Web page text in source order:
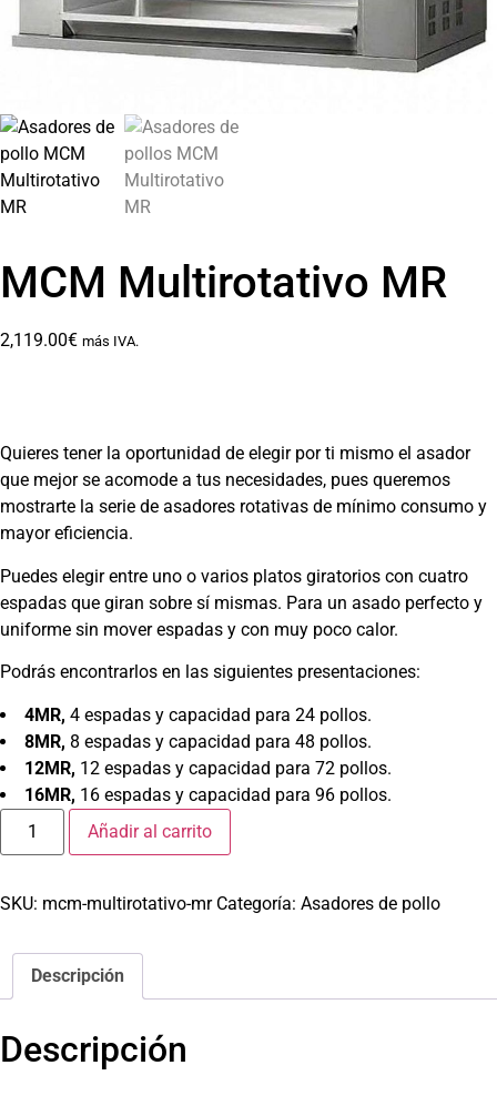
MCM Multirotativo MR
2,119.00€ más IVA.
Quieres tener la oportunidad de elegir por ti mismo el asador
que mejor se acomode a tus necesidades, pues queremos
mostrarte la serie de asadores rotativas de mínimo consumo y
mayor eficiencia.
Puedes elegir entre uno o varios platos giratorios con cuatro
espadas que giran sobre sí mismas. Para un asado perfecto y
uniforme sin mover espadas y con muy poco calor.
Podrás encontrarlos en las siguientes presentaciones:
4MR, 4 espadas y capacidad para 24 pollos.
8MR, 8 espadas y capacidad para 48 pollos.
12MR, 12 espadas y capacidad para 72 pollos.
16MR, 16 espadas y capacidad para 96 pollos.
Añadir al carrito
SKU: mcm-multirotativo-mr Categoría: Asadores de pollo
Descripción
Descripción